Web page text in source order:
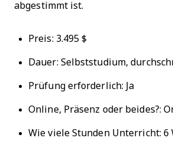
abgestimmt ist.
Preis: 3.495 $
Dauer: Selbststudium,
Prüfung erforderlich: Ja
Online, Präsenz oder beides?:
Wie viele Stunden Unterricht: 6